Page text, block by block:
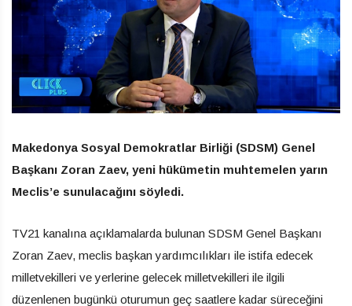
Makedonya Sosyal Demokratlar Birliği (SDSM) Genel
Başkanı Zoran Zaev, yeni hükümetin muhtemelen yarın
Meclis’e sunulacağını söyledi.
TV21 kanalına açıklamalarda bulunan SDSM Genel Başkanı
Zoran Zaev, meclis başkan yardımcılıkları ile istifa edecek
milletvekilleri ve yerlerine gelecek milletvekilleri ile ilgili
düzenlenen bugünkü oturumun geç saatlere kadar süreceğini